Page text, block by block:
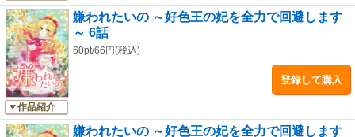
作品紹介
嫌われたいの ～好色王の妃を全力で回避します
～ 6話
60pt/66円(税込)
登録して購入
嫌われたいの ～好色王の妃を全力で回避します